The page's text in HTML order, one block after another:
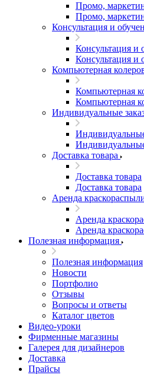
Промо,
Промо,
Консультация и
Консультация и
Консультация и
Компьютерная
Компьютерная
Компьютерная
Индивидуальные
Доставка товара
Доставка товара
Доставка товара
Аренда
Аренда
Аренда
Полезная информация
Полезная информация
Новости
Портфолио
Отзывы
Вопросы и ответы
Каталог цветов
Видео-уроки
Фирменные магазины
Галерея для дизайнеров
Доставка
Прайсы